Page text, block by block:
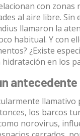
con zonas
al aire libre. Sin
llamaron la
habitual. Y con
¿Existe
en los
antecedente
llamativo
los barcos
norovirus,